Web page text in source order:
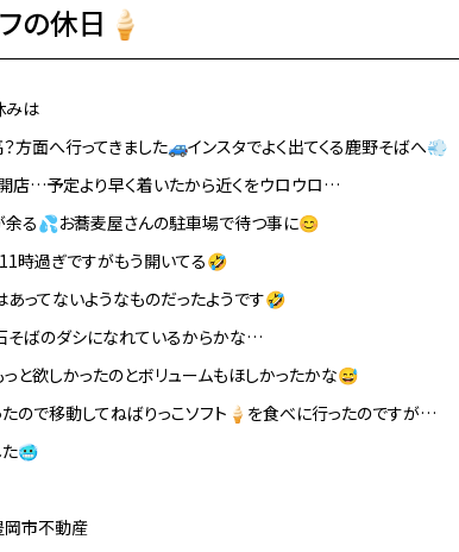
の休日🍦
みは
方面へ行ってきました🚙インスタでよく出てくる鹿野そばへ💨
店…予定より早く着いたから近くをウロウロ…
余る💦お蕎麦屋さんの駐車場で待つ事に😊
11時過ぎですがもう開いてる🤣
ってないようなものだったようです🤣
ばのダシになれているからかな…
と欲しかったのとボリュームもほしかったかな😅
ので移動してねばりっこソフト🍦を食べに行ったのですが…
た🥶
岡市不動産